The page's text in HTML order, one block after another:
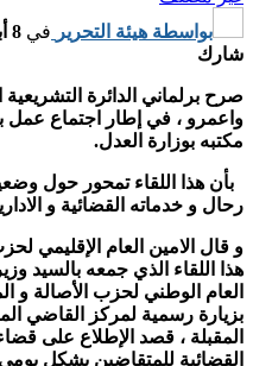
بواسطة هيئة التحرير في 8 أبريل, 2022
شارك
صرح برلماني الدائرة
واعمرو ، في إطار اجتماع عمل
مكتبه بوزارة العدل.
بأن هذا اللقاء تمحور حول
رحال و خدماته القضائية و
و قال الامين العام الإقليمي
هذا اللقاء الذي جمعه بالسيد
العام الوطني لحزب الأصالة و
بزيارة رسمية لمركز القاضي
المقبلة ، قصد الإطلاع على
القضائية للمتقاضين بشكل